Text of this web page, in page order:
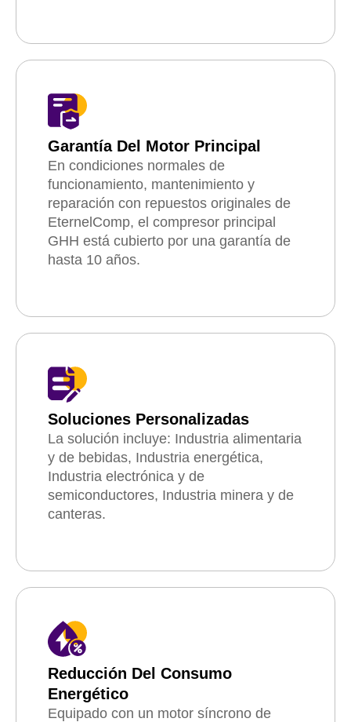
Garantía Del Motor Principal
En condiciones normales de
funcionamiento, mantenimiento y
reparación con repuestos originales de
EternelComp, el compresor principal
GHH está cubierto por una garantía de
hasta 10 años.
Soluciones Personalizadas
La solución incluye: Industria alimentaria
y de bebidas, Industria energética,
Industria electrónica y de
semiconductores, Industria minera y de
canteras.
Reducción Del Consumo
Energético
Equipado con un motor síncrono de